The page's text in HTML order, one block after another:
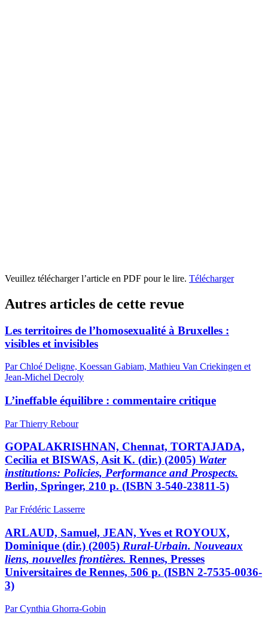
Veuillez télécharger l’article en PDF pour le lire. Télécharger
Autres articles de cette revue
Les territoires de l’homosexualité à Bruxelles :
visibles et invisibles
Par Chloé Deligne, Koessan Gabiam, Mathieu Van Criekingen et
Jean-Michel Decroly
L’ineffable équilibre : commentaire critique
Par Thierry Rebour
GOPALAKRISHNAN, Chennat, TORTAJADA,
Cecilia et BISWAS, Asit K. (dir.) (2005) Water
institutions: Policies, Performance and Prospects.
Berlin, Springer, 210 p. (ISBN 3-540-23811-5)
Par Frédéric Lasserre
ARLAUD, Samuel, JEAN, Yves et ROYOUX,
Dominique (dir.) (2005) Rural-Urbain. Nouveaux
liens, nouvelles frontières. Rennes, Presses
Universitaires de Rennes, 506 p. (ISBN 2-7535-0036-
3)
Par Cynthia Ghorra-Gobin